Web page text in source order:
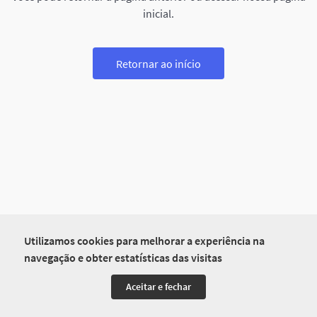
Utilizamos cookies para melhorar a experiência na
navegação e obter estatísticas das visitas
Aceitar e fechar
inicial.
Retornar ao início